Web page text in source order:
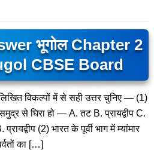
भूगोल Chapter 2
CBSE Board
विकल्पों में से सही उत्तर चुनिए — (1)
से घिरा हो — A. तट B. प्रायद्वीप C.
(2) भारत के पूर्वी भाग में म्यांमार
का […]